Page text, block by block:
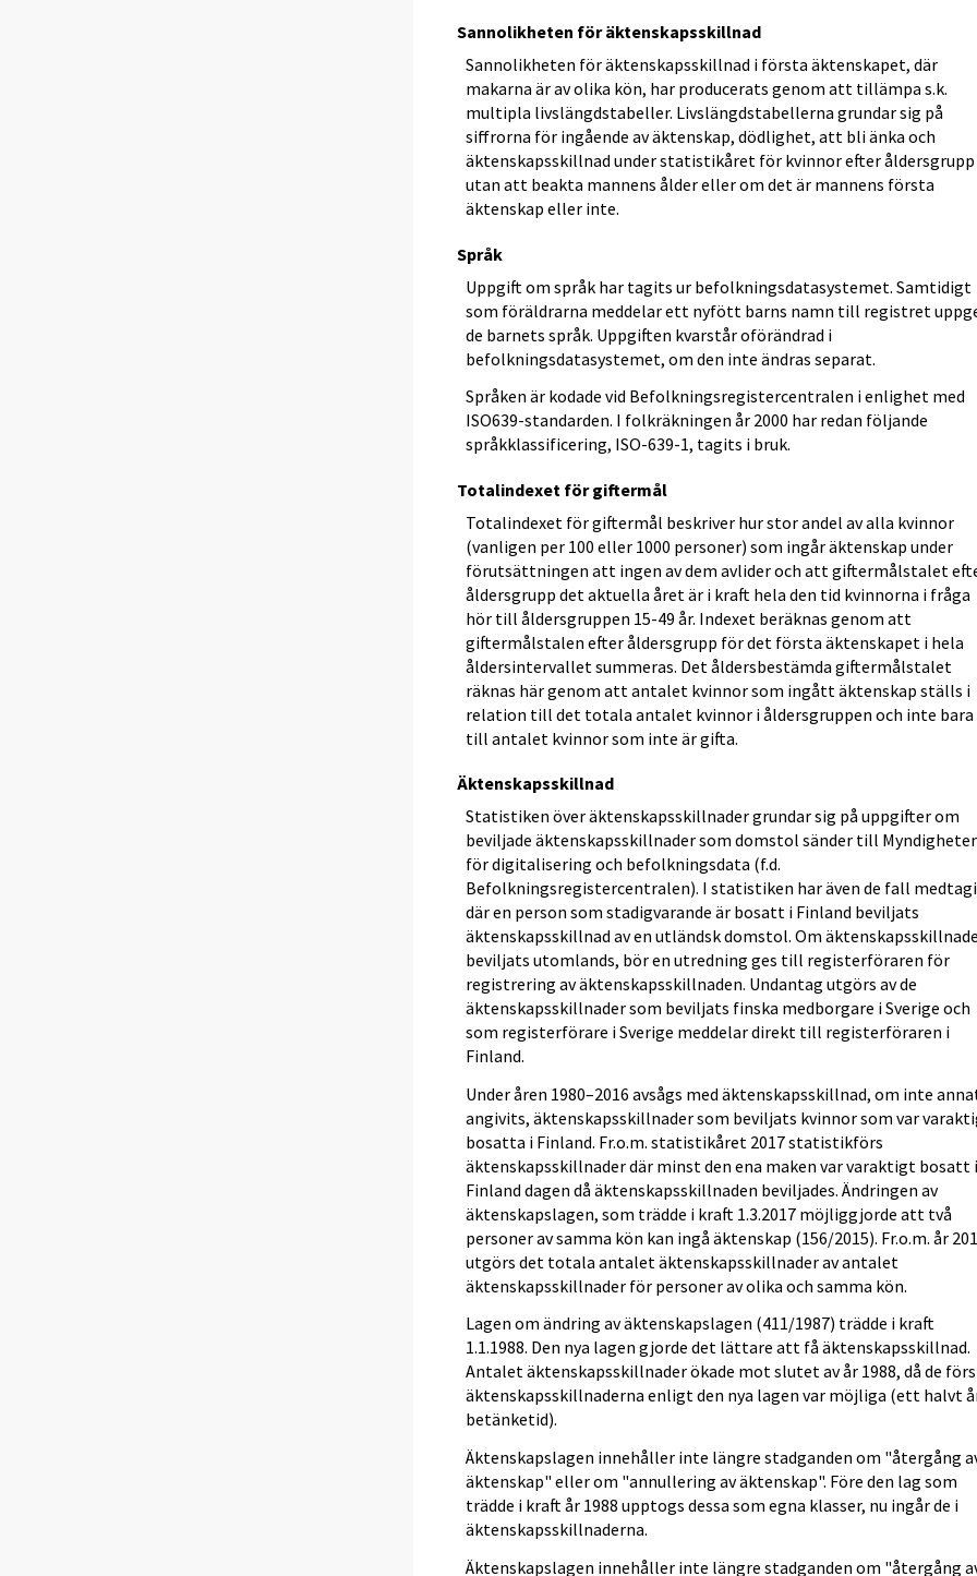
Sannolikheten för äktenskapsskillnad
Sannolikheten för äktenskapsskillnad i första äktenskapet, där
makarna är av olika kön, har producerats genom att tillämpa s.k.
multipla livslängdstabeller. Livslängdstabellerna grundar sig på
siffrorna för ingående av äktenskap, dödlighet, att bli änka och
äktenskapsskillnad under statistikåret för kvinnor efter åldersgrupp
utan att beakta mannens ålder eller om det är mannens första
äktenskap eller inte.
Språk
Uppgift om språk har tagits ur befolkningsdatasystemet. Samtidigt
som föräldrarna meddelar ett nyfött barns namn till registret
de barnets språk. Uppgiften kvarstår oförändrad i
befolkningsdatasystemet, om den inte ändras separat.
Språken är kodade vid Befolkningsregistercentralen i enlighet med
ISO639-standarden. I folkräkningen år 2000 har redan följande
språkklassificering, ISO-639-1, tagits i bruk.
Totalindexet för giftermål
Totalindexet för giftermål beskriver hur stor andel av alla kvinnor
(vanligen per 100 eller 1000 personer) som ingår äktenskap under
förutsättningen att ingen av dem avlider och att giftermålstalet
åldersgrupp det aktuella året är i kraft hela den tid kvinnorna i fråga
hör till åldersgruppen 15-49 år. Indexet beräknas genom att
giftermålstalen efter åldersgrupp för det första äktenskapet i hela
åldersintervallet summeras. Det åldersbestämda giftermålstalet
räknas här genom att antalet kvinnor som ingått äktenskap ställs i
relation till det totala antalet kvinnor i åldersgruppen och inte bara
till antalet kvinnor som inte är gifta.
Äktenskapsskillnad
Statistiken över äktenskapsskillnader grundar sig på uppgifter om
beviljade äktenskapsskillnader som domstol sänder till
för digitalisering och befolkningsdata (f.d.
Befolkningsregistercentralen). I statistiken har även de fall
där en person som stadigvarande är bosatt i Finland beviljats
äktenskapsskillnad av en utländsk domstol. Om
beviljats utomlands, bör en utredning ges till registerföraren för
registrering av äktenskapsskillnaden. Undantag utgörs av de
äktenskapsskillnader som beviljats finska medborgare i Sverige och
som registerförare i Sverige meddelar direkt till registerföraren i
Finland.
Under åren 1980–2016 avsågs med äktenskapsskillnad, om inte
angivits, äktenskapsskillnader som beviljats kvinnor som var
bosatta i Finland. Fr.o.m. statistikåret 2017 statistikförs
äktenskapsskillnader där minst den ena maken var varaktigt bosatt i
Finland dagen då äktenskapsskillnaden beviljades. Ändringen av
äktenskapslagen, som trädde i kraft 1.3.2017 möjliggjorde att två
personer av samma kön kan ingå äktenskap (156/2015). Fr.o.m. år
utgörs det totala antalet äktenskapsskillnader av antalet
äktenskapsskillnader för personer av olika och samma kön.
Lagen om ändring av äktenskapslagen (411/1987) trädde i kraft
1.1.1988. Den nya lagen gjorde det lättare att få äktenskapsskillnad.
Antalet äktenskapsskillnader ökade mot slutet av år 1988, då de
äktenskapsskillnaderna enligt den nya lagen var möjliga (ett halvt
betänketid).
Äktenskapslagen innehåller inte längre stadganden om "återgång
äktenskap" eller om "annullering av äktenskap". Före den lag som
trädde i kraft år 1988 upptogs dessa som egna klasser, nu ingår de i
äktenskapsskillnaderna.
Äktenskapslagen innehåller inte längre stadganden om "återgång